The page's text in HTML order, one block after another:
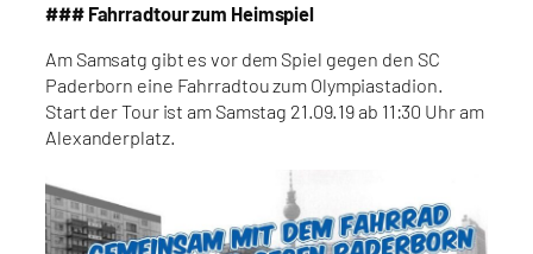
### Fahrradtour zum Heimspiel
Am Samsatg gibt es vor dem Spiel gegen den SC
Paderborn eine Fahrradtou zum Olympiastadion.
Start der Tour ist am Samstag 21.09.19 ab 11:30 Uhr am
Alexanderplatz.